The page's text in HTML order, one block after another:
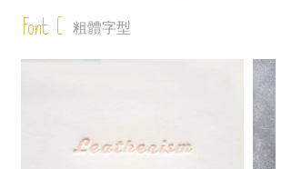
Font C 粗體字型